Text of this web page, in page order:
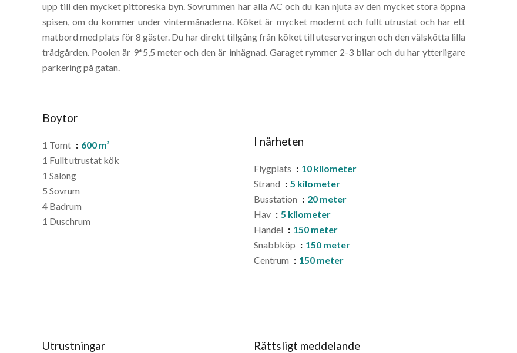
upp till den mycket pittoreska byn. Sovrummen har alla AC och du kan njuta av den mycket stora öppna
spisen, om du kommer under vintermånaderna. Köket är mycket modernt och fullt utrustat och har ett
matbord med plats för 8 gäster. Du har direkt tillgång från köket till uteserveringen och den välskötta lilla
trädgården. Poolen är 9*5,5 meter och den är inhägnad. Garaget rymmer 2-3 bilar och du har ytterligare
parkering på gatan.
Boytor
1 Tomt
600 m²
1 Fullt utrustat kök
1 Salong
5 Sovrum
4 Badrum
1 Duschrum
I närheten
Flygplats
10 kilometer
Strand
5 kilometer
Busstation
20 meter
Hav
5 kilometer
Handel
150 meter
Snabbköp
150 meter
Centrum
150 meter
Utrustningar Rättsligt meddelande